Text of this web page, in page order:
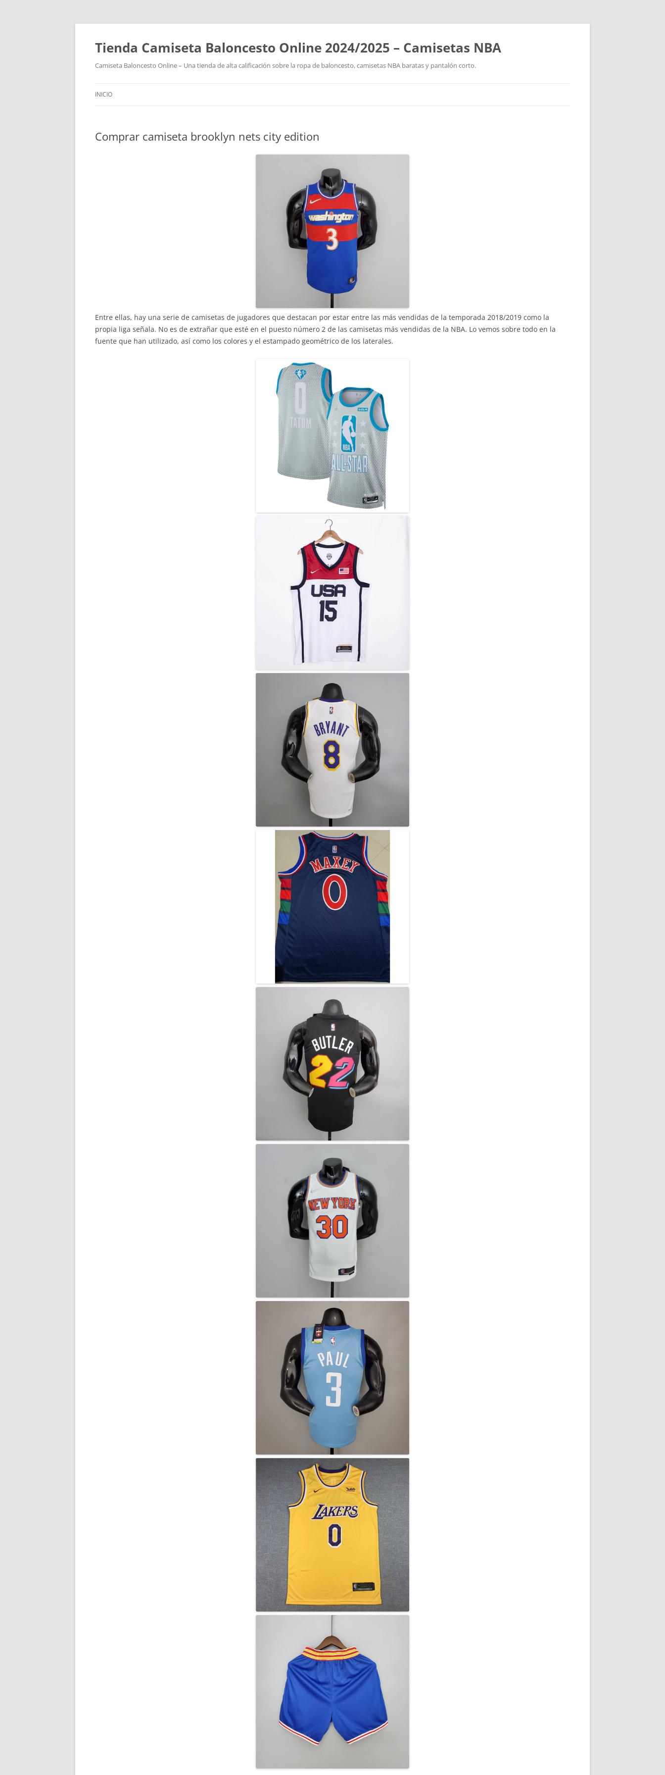
Tienda Camiseta Baloncesto Online 2024/2025 – Camisetas NBA
Camiseta Baloncesto Online – Una tienda de alta calificación sobre la ropa de baloncesto, camisetas NBA baratas y pantalón corto.
INICIO
Comprar camiseta brooklyn nets city edition
Entre ellas, hay una serie de camisetas de jugadores que destacan por estar entre las más vendidas de la temporada 2018/2019 como la
propia liga señala. No es de extrañar que esté en el puesto número 2 de las camisetas más vendidas de la NBA. Lo vemos sobre todo en la
fuente que han utilizado, así como los colores y el estampado geométrico de los laterales.